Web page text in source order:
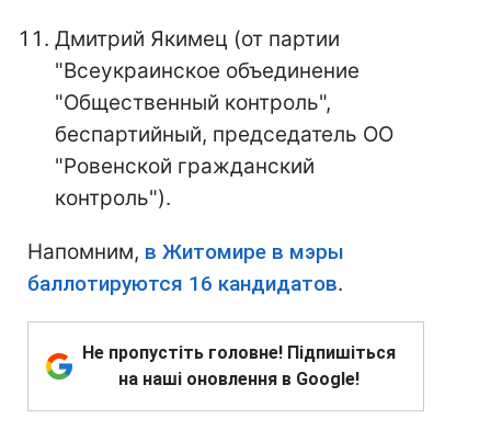
Дмитрий Якимец (от партии
"Всеукраинское объединение
"Общественный контроль",
беспартийный, председатель ОО
"Ровенской гражданский
контроль").
Напомним, в Житомире в мэры
баллотируются 16 кандидатов.
Не пропустіть головне! Підпишіться
на наші оновлення в Google!